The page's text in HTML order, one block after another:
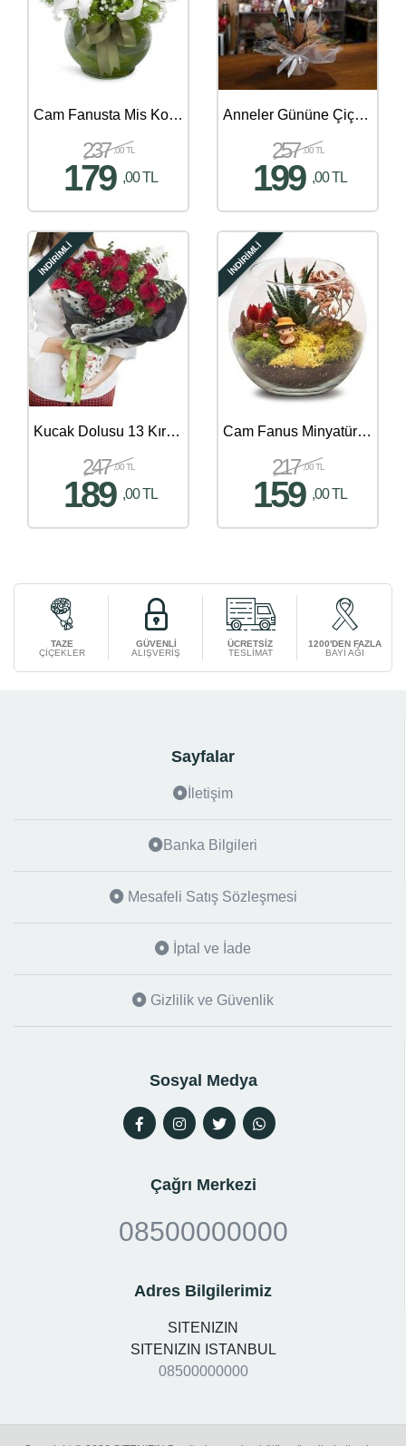
Cam Fanusta Mis Kokulu Lilyum ve Güller
237 ,00 TL
179 ,00 TL
Anneler Gününe Çiçek Gönder - 66
257 ,00 TL
199 ,00 TL
İNDİRİMLİ
Kucak Dolusu 13 Kırmızı Gül Buketi
247 ,00 TL
189 ,00 TL
İNDİRİMLİ
Cam Fanus Minyatür Teraryum Bahçesi
217 ,00 TL
159 ,00 TL
TAZE
ÇİÇEKLER
GÜVENLİ
ALIŞVERİŞ
ÜCRETSİZ
TESLİMAT
1200'DEN FAZLA
BAYİ AĞI
Sayfalar
İletişim
Banka Bilgileri
Mesafeli Satış Sözleşmesi
İptal ve İade
Gizlilik ve Güvenlik
Sosyal Medya
Çağrı Merkezi
08500000000
Adres Bilgilerimiz
SITENIZIN
SITENIZIN ISTANBUL
08500000000